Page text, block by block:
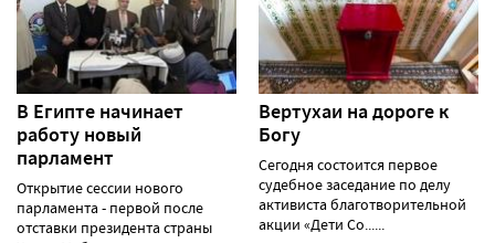
В Египте начинает
работу новый
парламент
Открытие сессии нового
парламента - первой после
отставки президента страны
Вертухаи на дороге к
Богу
Сегодня состоится первое
судебное заседание по делу
активиста благотворительной
акции «Дети Со......